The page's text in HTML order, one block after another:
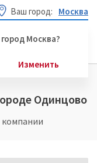
Ваш город: Москва
Москва?
Изменить
Одинцово